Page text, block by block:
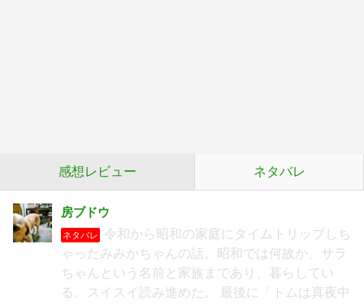
感想レビュー ネタバレ
房ブドウ
ネタバレ
令和から昭和の家庭にタイムトリップしち
ゃったみみかちゃんの話。昭和では何故か、サラ
ちゃんという名前と家族まであり、暮らしてい
る。スイスイ読み進めた。 最後に「トムは真夜中